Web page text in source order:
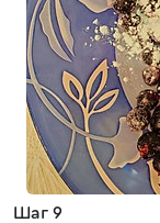
Шаг 9